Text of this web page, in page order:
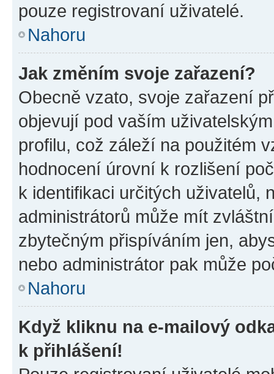
pouze registrovaní uživatelé.
Nahoru
Jak změním svoje zařazení?
Obecně vzato, svoje zařazení
objevují pod vaším
profilu, což záleží na použitém
hodnocení úrovní k rozlišení
k identifikaci určitých uživatelů,
administrátorů může mít
zbytečným přispíváním jen,
nebo administrátor pak může
Nahoru
Když kliknu na e-mailový
k přihlášení!